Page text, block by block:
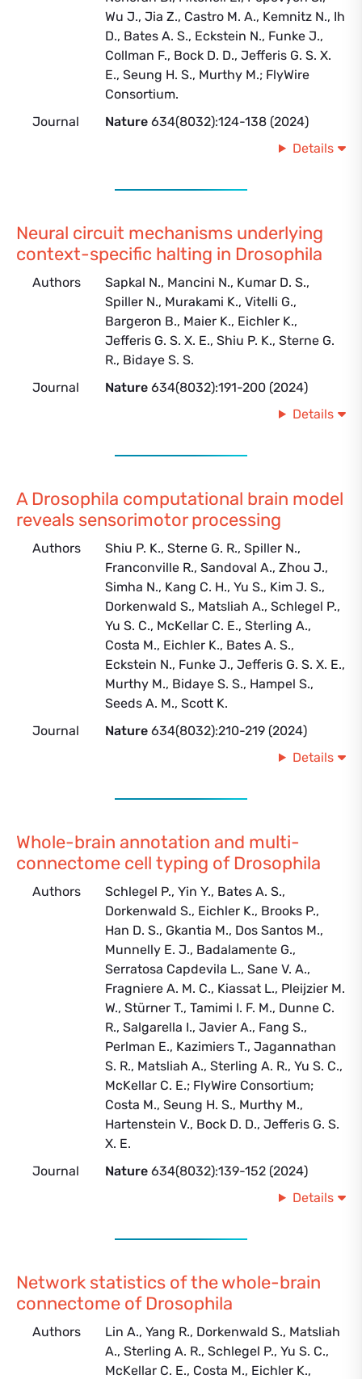
Wu J., Jia Z., Castro M. A., Kemnitz N., Ih
D., Bates A. S., Eckstein N., Funke J.,
Collman F., Bock D. D., Jefferis G. S. X.
E., Seung H. S., Murthy M.; FlyWire
Consortium.
Journal
Nature 634(8032):124-138 (2024)
Details
Neural circuit mechanisms underlying
context-specific halting in Drosophila
Authors
Sapkal N., Mancini N., Kumar D. S.,
Spiller N., Murakami K., Vitelli G.,
Bargeron B., Maier K., Eichler K.,
Jefferis G. S. X. E., Shiu P. K., Sterne G.
R., Bidaye S. S.
Journal
Nature 634(8032):191-200 (2024)
Details
A Drosophila computational brain model
reveals sensorimotor processing
Authors
Shiu P. K., Sterne G. R., Spiller N.,
Franconville R., Sandoval A., Zhou J.,
Simha N., Kang C. H., Yu S., Kim J. S.,
Dorkenwald S., Matsliah A., Schlegel P.,
Yu S. C., McKellar C. E., Sterling A.,
Costa M., Eichler K., Bates A. S.,
Eckstein N., Funke J., Jefferis G. S. X. E.,
Murthy M., Bidaye S. S., Hampel S.,
Seeds A. M., Scott K.
Journal
Nature 634(8032):210-219 (2024)
Details
Whole-brain annotation and multi-
connectome cell typing of Drosophila
Authors
Schlegel P., Yin Y., Bates A. S.,
Dorkenwald S., Eichler K., Brooks P.,
Han D. S., Gkantia M., Dos Santos M.,
Munnelly E. J., Badalamente G.,
Serratosa Capdevila L., Sane V. A.,
Fragniere A. M. C., Kiassat L., Pleijzier M.
W., Stürner T., Tamimi I. F. M., Dunne C.
R., Salgarella I., Javier A., Fang S.,
Perlman E., Kazimiers T., Jagannathan
S. R., Matsliah A., Sterling A. R., Yu S. C.,
McKellar C. E.; FlyWire Consortium;
Costa M., Seung H. S., Murthy M.,
Hartenstein V., Bock D. D., Jefferis G. S.
X. E.
Journal
Nature 634(8032):139-152 (2024)
Details
Network statistics of the whole-brain
connectome of Drosophila
Authors
Lin A., Yang R., Dorkenwald S., Matsliah
A., Sterling A. R., Schlegel P., Yu S. C.,
McKellar C. E., Costa M., Eichler K.,